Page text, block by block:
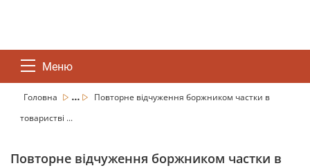
Меню
Головна ...
Повторне відчуження боржником частки в
товаристві ...
Повторне відчуження боржником частки в